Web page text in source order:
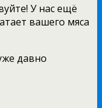
У нас ещё
вашего мяса
давно